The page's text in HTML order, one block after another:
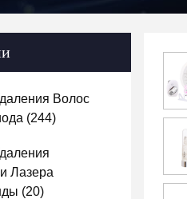
Волос
(244)
Лазера
(20)